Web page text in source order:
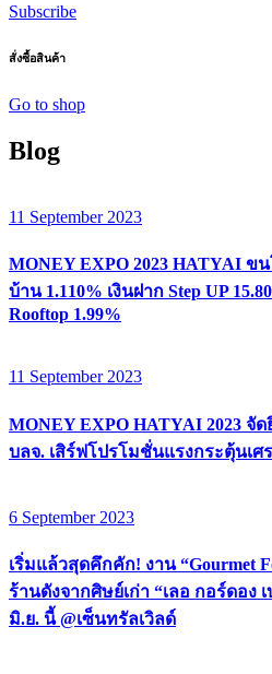
Subscribe
สั่งซื้อสินค้า
Go to shop
Blog
11 September 2023
MONEY EXPO 2023 HATYAI ข
บ้าน 1.110% เงินฝาก Step UP
Rooftop 1.99%
11 September 2023
MONEY EXPO HATYAI 2023 จั
บลจ. เสิร์ฟโปรโมชั่นแรงกระตุ้นเศ
6 September 2023
เริ่มแล้วสุดคึกคัก! งาน “Gourmet
ร้านดังจากศิษย์เก่า “เลอ กอร์ดอง
มิ.ย. นี้ @เซ็นทรัลเวิลด์